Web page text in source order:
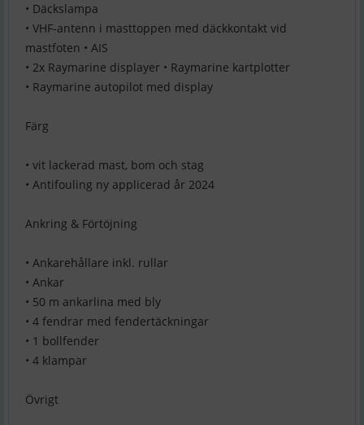
• Däckslampa
• VHF-antenn i masttoppen med däckkontakt vid
mastfoten • AIS
• 2x Raymarine displayer • Raymarine kartplotter
• Raymarine autopilot med display
Färg
• vit lackerad mast, bom och stag
• Antifouling ny applicerad år 2024
Ankring & Förtöjning
• Ankarehållare inkl. rullar
• Ankar
• 50 m ankarlina med bly
• 4 fendrar med fendertäckningar
• 1 bollfender
• 4 klampar
Övrigt